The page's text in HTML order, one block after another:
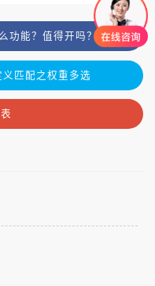
功能？值得开吗？
匹配之权重多选